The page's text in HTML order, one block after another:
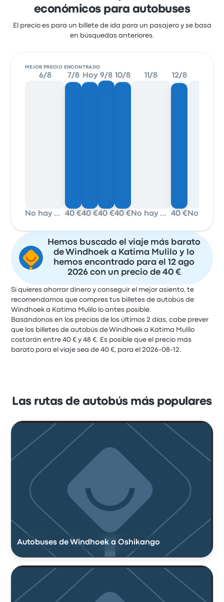
económicos para autobuses
El precio es para un billete de ida para un pasajero y se basa
en búsquedas anteriores.
MEJOR PRECIO ENCONTRADO
6/8
No hay datos
7/8
40 €
Hoy
40 €
9/8
40 €
10/8
40 €
11/8
No hay datos
12/8
40 €
Hemos buscado el viaje más barato
de Windhoek a Katima Mulilo y lo
hemos encontrado para el 12 ago
2026 con un precio de 40 €
Si quieres ahorrar dinero y conseguir el mejor asiento, te
recomendamos que compres tus billetes de autobús de
Windhoek a Katima Mulilo lo antes posible.
Basándonos en los precios de los últimos 2 días, cabe prever
que los billetes de autobús de Windhoek a Katima Mulilo
costarán entre 40 € y 48 €. Es posible que el precio más
barato para el viaje sea de 40 €, para el 2026-08-12.
Las rutas de autobús más populares
Autobuses de Windhoek a Oshikango